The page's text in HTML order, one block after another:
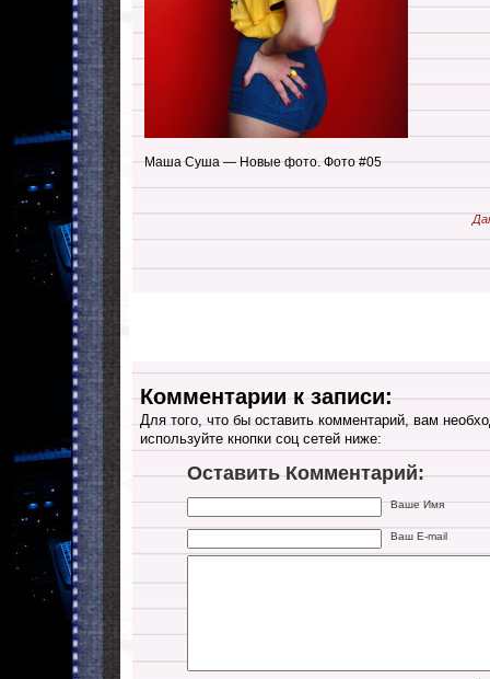
Маша Суша — Новые фото. Фото #05
Комментарии к записи:
Для того, что бы оставить комментарий, вам
используйте кнопки соц сетей ниже:
Оставить Комментарий:
Ваше Имя
Ваш E-mail